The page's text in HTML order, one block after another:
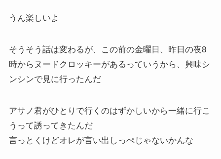
うん楽しいよ
そうそう話は変わるが、この前の金曜日、昨日の夜8
時からヌードクロッキーがあるっていうから、興味シ
ンシンで見に行ったんだ
アサノ君がひとりで行くのはずかしいから一緒に行こ
うって誘ってきたんだ
言っとくけどオレが言い出しっぺじゃないかんな